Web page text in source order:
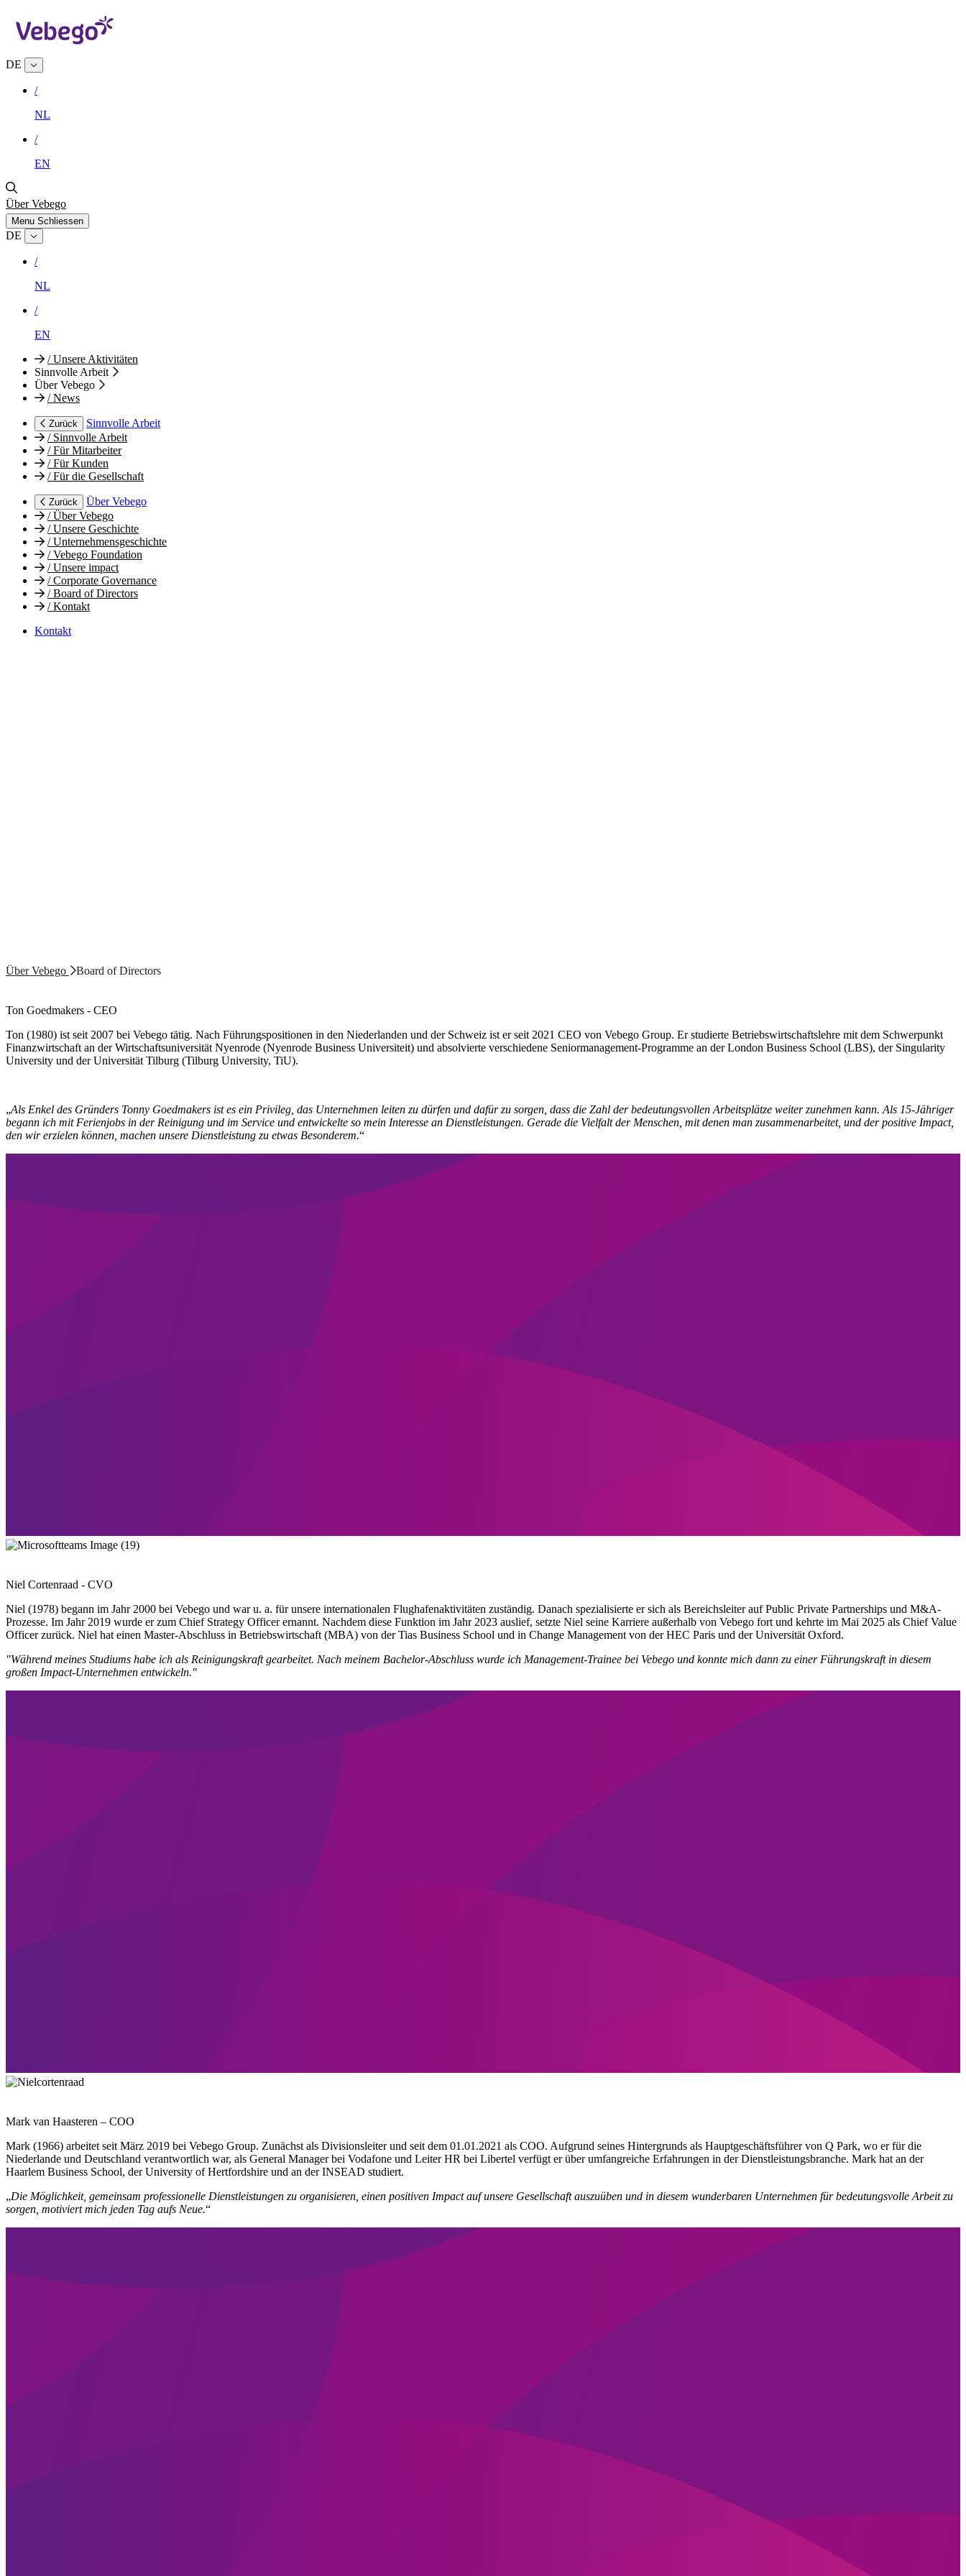
DE
/
NL
/
EN
Über Vebego
Menu Schliessen
DE
/
NL
/
EN
/Unsere Aktivitäten
Sinnvolle Arbeit
Über Vebego
/News
Zurück
Sinnvolle Arbeit
/Sinnvolle Arbeit
/Für Mitarbeiter
/Für Kunden
/Für die Gesellschaft
Zurück
Über Vebego
/Über Vebego
/Unsere Geschichte
/Unternehmensgeschichte
/Vebego Foundation
/Unsere impact
/Corporate Governance
/Board of Directors
/Kontakt
Kontakt
Über Vebego Board of Directors
Ton Goedmakers - CEO
Ton (1980) ist seit 2007 bei Vebego tätig. Nach Führungspositionen in den Niederlanden und der Schweiz ist er seit 2021 CEO von Vebego Group. Er studierte Betriebswirtschaftslehre mit dem Schwerpunkt
Finanzwirtschaft an der Wirtschaftsuniversität Nyenrode (Nyenrode Business Universiteit) und absolvierte verschiedene Seniormanagement-Programme an der London Business School (LBS), der Singularity
University und der Universität Tilburg (Tilburg University, TiU).
„Als Enkel des Gründers Tonny Goedmakers ist es ein Privileg, das Unternehmen leiten zu dürfen und dafür zu sorgen, dass die Zahl der bedeutungsvollen Arbeitsplätze weiter zunehmen kann. Als 15-Jähriger
begann ich mit Ferienjobs in der Reinigung und im Service und entwickelte so mein Interesse an Dienstleistungen. Gerade die Vielfalt der Menschen, mit denen man zusammenarbeitet, und der positive Impact,
den wir erzielen können, machen unsere Dienstleistung zu etwas Besonderem.“
Niel Cortenraad - CVO
Niel (1978) begann im Jahr 2000 bei Vebego und war u. a. für unsere internationalen Flughafenaktivitäten zuständig. Danach spezialisierte er sich als Bereichsleiter auf Public Private Partnerships und M&A-
Prozesse. Im Jahr 2019 wurde er zum Chief Strategy Officer ernannt. Nachdem diese Funktion im Jahr 2023 auslief, setzte Niel seine Karriere außerhalb von Vebego fort und kehrte im Mai 2025 als Chief Value
Officer zurück. Niel hat einen Master-Abschluss in Betriebswirtschaft (MBA) von der Tias Business School und in Change Management von der HEC Paris und der Universität Oxford.
"Während meines Studiums habe ich als Reinigungskraft gearbeitet. Nach meinem Bachelor-Abschluss wurde ich Management-Trainee bei Vebego und konnte mich dann zu einer Führungskraft in diesem
großen Impact-Unternehmen entwickeln."
Mark van Haasteren – COO
Mark (1966) arbeitet seit März 2019 bei Vebego Group. Zunächst als Divisionsleiter und seit dem 01.01.2021 als COO. Aufgrund seines Hintergrunds als Hauptgeschäftsführer von Q Park, wo er für die
Niederlande und Deutschland verantwortlich war, als General Manager bei Vodafone und Leiter HR bei Libertel verfügt er über umfangreiche Erfahrungen in der Dienstleistungsbranche. Mark hat an der
Haarlem Business School, der University of Hertfordshire und an der INSEAD studiert.
„Die Möglichkeit, gemeinsam professionelle Dienstleistungen zu organisieren, einen positiven Impact auf unsere Gesellschaft auszuüben und in diesem wunderbaren Unternehmen für bedeutungsvolle Arbeit zu
sorgen, motiviert mich jeden Tag aufs Neue.“